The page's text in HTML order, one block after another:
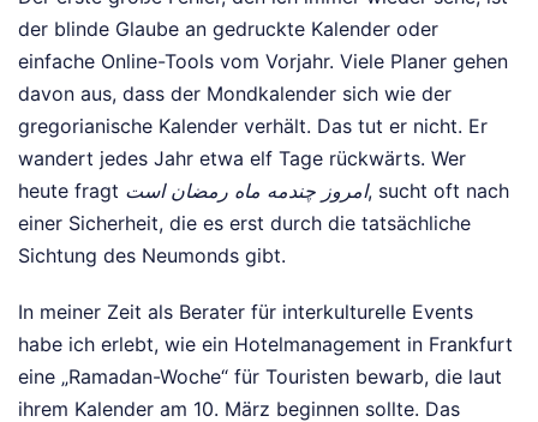
der blinde Glaube an gedruckte Kalender oder
einfache Online-Tools vom Vorjahr. Viele Planer gehen
davon aus, dass der Mondkalender sich wie der
gregorianische Kalender verhält. Das tut er nicht. Er
wandert jedes Jahr etwa elf Tage rückwärts. Wer
heute fragt امروز چندمه ماه رمضان است, sucht oft nach
einer Sicherheit, die es erst durch die tatsächliche
Sichtung des Neumonds gibt.
In meiner Zeit als Berater für interkulturelle Events
habe ich erlebt, wie ein Hotelmanagement in Frankfurt
eine „Ramadan-Woche“ für Touristen bewarb, die laut
ihrem Kalender am 10. März beginnen sollte. Das